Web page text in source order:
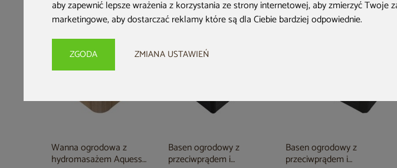
aby zapewnić lepsze wrażenia z korzystania ze strony internetowej,aby zmierzyć Twoje
marketingowe,aby dostarczać reklamy które są dla Ciebie bardziej odpowiednie.
ZGODA ZMIANA USTAWIEŃ
Wanna ogrodowa z
hydromasażem Aquess
Basen ogrodowy z
przeciwprądem i
Basen ogrodowy z
przeciwprądem i